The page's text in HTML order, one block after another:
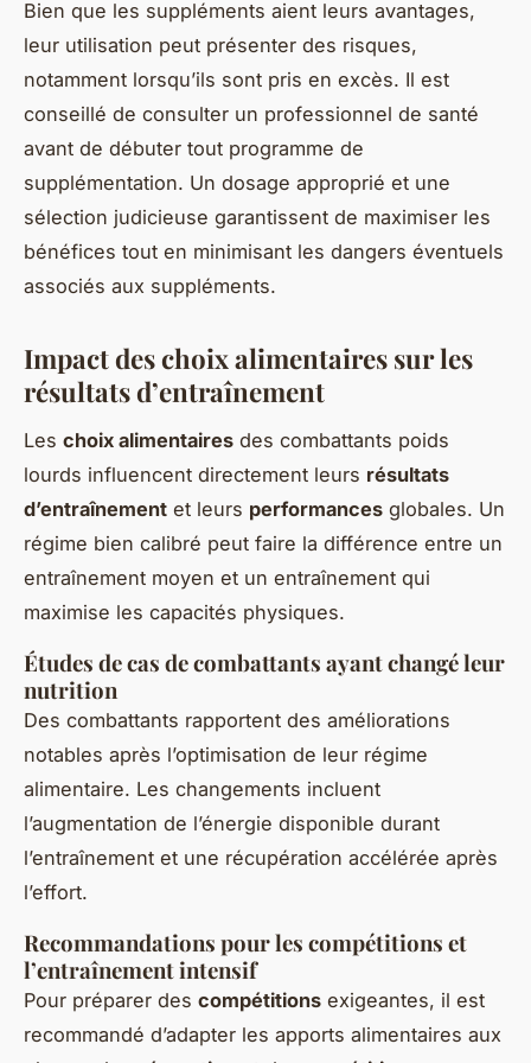
Bien que les suppléments aient leurs avantages,
leur utilisation peut présenter des risques,
notamment lorsqu’ils sont pris en excès. Il est
conseillé de consulter un professionnel de santé
avant de débuter tout programme de
supplémentation. Un dosage approprié et une
sélection judicieuse garantissent de maximiser les
bénéfices tout en minimisant les dangers éventuels
associés aux suppléments.
Impact des choix alimentaires sur les
résultats d’entraînement
Les choix alimentaires des combattants poids
lourds influencent directement leurs résultats
d’entraînement et leurs performances globales. Un
régime bien calibré peut faire la différence entre un
entraînement moyen et un entraînement qui
maximise les capacités physiques.
Études de cas de combattants ayant changé leur
nutrition
Des combattants rapportent des améliorations
notables après l’optimisation de leur régime
alimentaire. Les changements incluent
l’augmentation de l’énergie disponible durant
l’entraînement et une récupération accélérée après
l’effort.
Recommandations pour les compétitions et
l’entraînement intensif
Pour préparer des compétitions exigeantes, il est
recommandé d’adapter les apports alimentaires aux